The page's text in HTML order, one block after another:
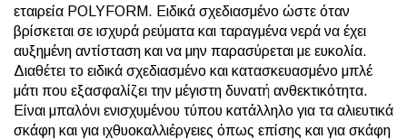
εταιρεία POLYFORM. Ειδικά σχεδιασμένο ώστε όταν
βρίσκεται σε ισχυρά ρεύματα και ταραγμένα νερά να έχει
αυξημένη αντίσταση και να μην παρασύρεται με ευκολία.
Διαθέτει το ειδικά σχεδιασμένο και κατασκευασμένο μπλέ
μάτι που εξασφαλίζει την μέγιστη δυνατή ανθεκτικότητα.
Είναι μπαλόνι ενισχυμένου τύπου κατάλληλο για τα αλιευτικά
σκάφη και για ιχθυοκαλλιέργειες όπως επίσης και για σκάφη